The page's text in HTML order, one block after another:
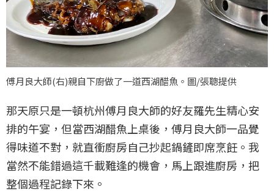
傅月良大師(右)親自下廚做了一道西湖醋魚。圖/張聰提供
那天原只是一頓杭州傅月良大師的好友羅先生精心安
排的午宴，但當西湖醋魚上桌後，傅月良大師一品覺
得味道不對，就直衝廚房自己抄起鍋鏟即席烹飪。我
當然不能錯過這千載難逢的機會，馬上跟進廚房，把
整個過程記錄下來。